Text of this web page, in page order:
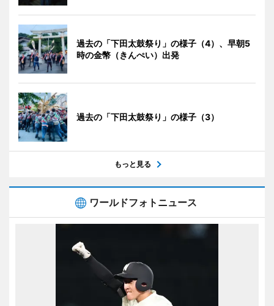
過去の「下田太鼓祭り」の様子（4）、早朝5
時の金幣（きんぺい）出発
過去の「下田太鼓祭り」の様子（3）
もっと見る
ワールドフォトニュース